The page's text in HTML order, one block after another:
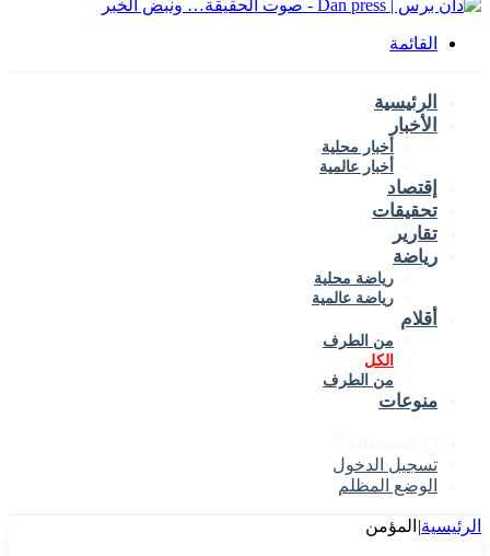
القائمة
الرئيسية
الأخبار
أخبار محلية
أخبار عالمية
إقتصاد
تحقيقات
تقارير
رياضة
رياضة محلية
رياضة عالمية
أقلام
من الطرف
الكل
من الطرف
منوعات
تسجيل الدخول
الوضع المظلم
الرئيسية| المؤمن